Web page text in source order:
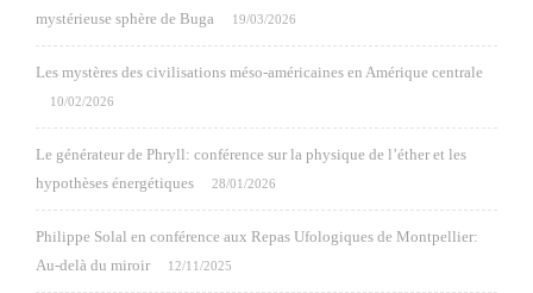
mystérieuse sphère de Buga
19/03/2026
Les mystères des civilisations méso-américaines en Amérique centrale
10/02/2026
Le générateur de Phryll: conférence sur la physique de l’éther et les
hypothèses énergétiques
28/01/2026
Philippe Solal en conférence aux Repas Ufologiques de Montpellier:
Au-delà du miroir
12/11/2025